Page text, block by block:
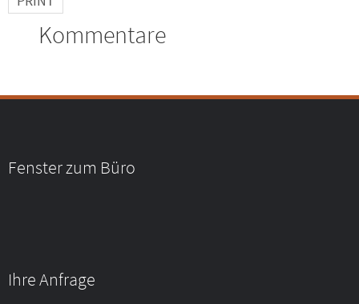
Kommentare
Fenster zum Büro
Ihre Anfrage